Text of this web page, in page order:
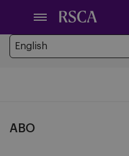
hoofdinhoud
Looking for another
You’re currently browsing
ABO